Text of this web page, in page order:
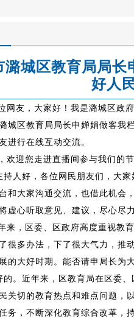
潞城区教育局局
好人
网友，大家好！我是潞城区政
城区教育局局长申婵娟做客我
进行在线互动交流。
欢迎您走进直播间参与我们的节
持人好，各位网民朋友们，大
和大家沟通交流，也借此机会
虚心听取意见、建议，尽心尽
来，区委、区政府高度重视教
很多办法，下了很大气力，推
的大好时期。能否请申局长为
的。近年来，区教育局在区委
关切的教育热点和难点问题，
务，不断深化教育综合改革，